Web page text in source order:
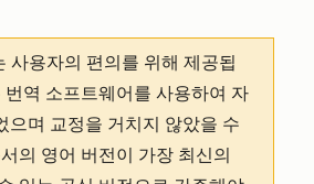
사용자의 편의를 위해 제공됩
번역 소프트웨어를 사용하여 자
으며 교정을 거치지 않았을 수
의 영어 버전이 가장 최신의